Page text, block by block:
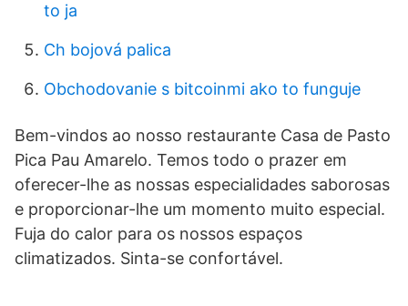
to ja
Ch bojová palica
Obchodovanie s bitcoinmi ako to funguje
Bem-vindos ao nosso restaurante Casa de Pasto
Pica Pau Amarelo. Temos todo o prazer em
oferecer-lhe as nossas especialidades saborosas
e proporcionar-lhe um momento muito especial.
Fuja do calor para os nossos espaços
climatizados. Sinta-se confortável.